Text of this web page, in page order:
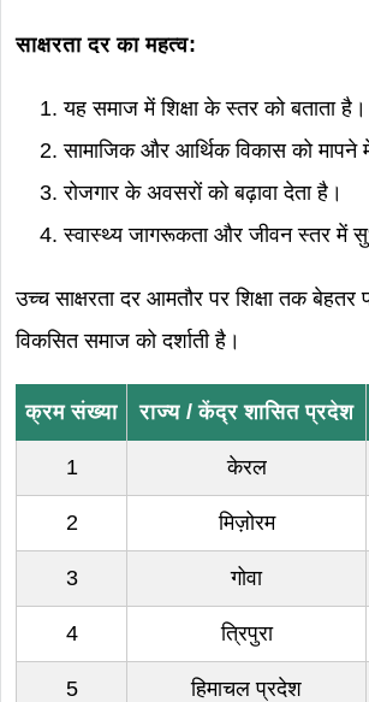
साक्षरता दर का महत्व:
यह समाज में शिक्षा के स्तर को बताता है।
सामाजिक और आर्थिक विकास को मापने
रोजगार के अवसरों को बढ़ावा देता है।
स्वास्थ्य जागरूकता और जीवन स्तर में
उच्च साक्षरता दर आमतौर पर शिक्षा तक
विकसित समाज को दर्शाती है।
क्रम संख्या राज्य / केंद्र शासित प्रदेश
1 केरल
2 मिज़ोरम
3 गोवा
4 त्रिपुरा
5 हिमाचल प्रदेश